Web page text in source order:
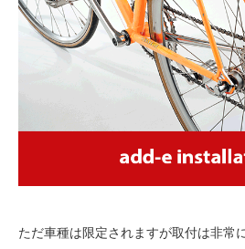
ただ車種は限定されますが取付は非常